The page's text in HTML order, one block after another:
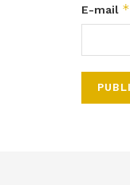
E-mail *